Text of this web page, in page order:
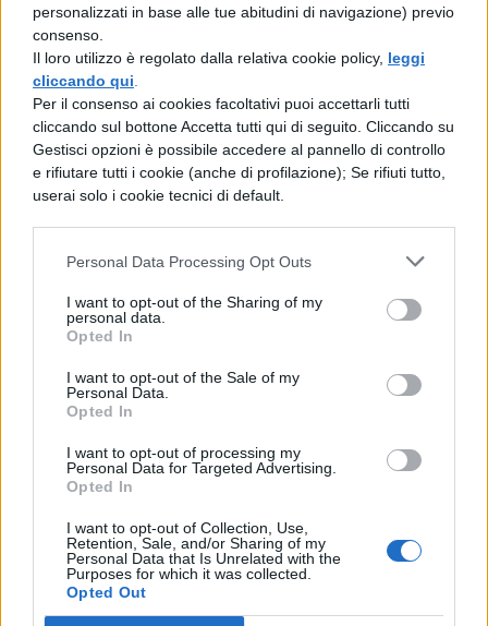
personalizzati in base alle tue abitudini di navigazione) previo
consenso.
Il loro utilizzo è regolato dalla relativa cookie policy, leggi
cliccando qui
Per il consenso ai cookies facoltativi puoi accettarli tutti
cliccando sul bottone Accetta tutti qui di seguito. Cliccando su
Gestisci opzioni è possibile accedere al pannello di controllo
e rifiutare tutti i cookie (anche di profilazione); Se rifiuti tutto,
userai solo i cookie tecnici di default.
Personal Data Processing Opt Outs
I want to opt-out of the Sharing of my
personal data.
Opted In
I want to opt-out of the Sale of my
Personal Data.
Opted In
I want to opt-out of processing my
Personal Data for Targeted Advertising.
Opted In
I want to opt-out of Collection, Use,
Retention, Sale, and/or Sharing of my
Personal Data that Is Unrelated with the
Purposes for which it was collected.
Opted Out
alti sono cristallini e regolati da Harmon
Kardon per riprodurre i vostri contenuti
audiovisivi preferiti durante le pause
pranzo. Grazie allaHuawei M-Pencil
potete avere il pieno controllo creativo dei
vostri progetti di design o per prendere
appunti in modo efficiente. Con 4096 livelli
di sensibilità alla pressione e
all’inclinazione, questa smart pen riesce a
rilevare ogni minimo movimento con una
latenza di 2 ms quasi impercettibile. La
funzione Multi-Finestra
sul MatePad 11 vi
singola schermata e personalizzare il vostro
Huawei MatePad 11può essere vostro
grazie a questa offerta